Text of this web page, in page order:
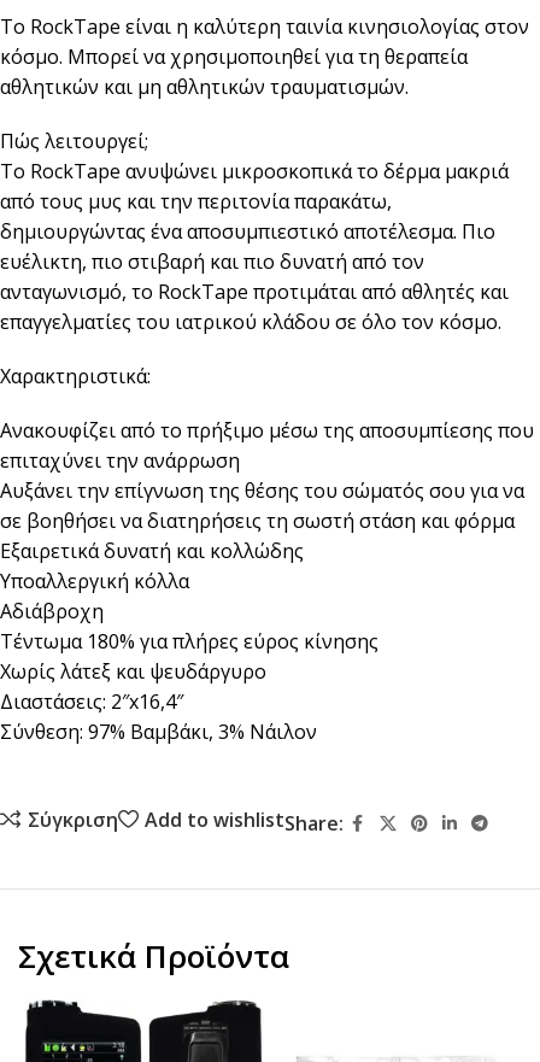
Το RockTape είναι η καλύτερη ταινία κινησιολογίας στον
κόσμο. Μπορεί να χρησιμοποιηθεί για τη θεραπεία
αθλητικών και μη αθλητικών τραυματισμών.
Πώς λειτουργεί;
Το RockTape ανυψώνει μικροσκοπικά το δέρμα μακριά
από τους μυς και την περιτονία παρακάτω,
δημιουργώντας ένα αποσυμπιεστικό αποτέλεσμα. Πιο
ευέλικτη, πιο στιβαρή και πιο δυνατή από τον
ανταγωνισμό, το RockTape προτιμάται από αθλητές και
επαγγελματίες του ιατρικού κλάδου σε όλο τον κόσμο.
Χαρακτηριστικά:
Ανακουφίζει από το πρήξιμο μέσω της αποσυμπίεσης που
επιταχύνει την ανάρρωση
Αυξάνει την επίγνωση της θέσης του σώματός σου για να
σε βοηθήσει να διατηρήσεις τη σωστή στάση και φόρμα
Εξαιρετικά δυνατή και κολλώδης
Υποαλλεργική κόλλα
Αδιάβροχη
Τέντωμα 180% για πλήρες εύρος κίνησης
Χωρίς λάτεξ και ψευδάργυρο
Διαστάσεις: 2″x16,4″
Σύνθεση: 97% Βαμβάκι, 3% Νάιλον
Σύγκριση Add to wishlistShare:
Σχετικά Προϊόντα